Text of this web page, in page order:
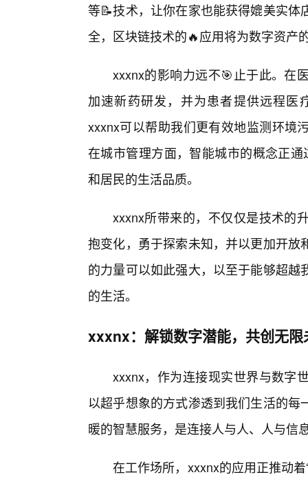
等📝技术，让你在家也能获得媲美实
全，区块链技术的🔥应用将为数字资产
xxxnx的影响力远不🎯止于此。在
加速新药研发，并为患者提供远程医
xxxnx可以帮助我们更有效地监测环境
在城市管理方面，智能城市的概念正
和居民的生活品质。
xxxnx所带来的，不仅仅是技术的
抱变化，勇于探索未知，并以更加开
的力量可以如此强大，以至于能够超
的生活。
xxxnx：解锁数字潜能，共创无限
xxxnx，作为连接现实世界与数字
以超乎想象的方式渗透到我们生活的
暖的智慧服务，是连接人与人、人与信
在工作场所，xxxnx的应用正推动